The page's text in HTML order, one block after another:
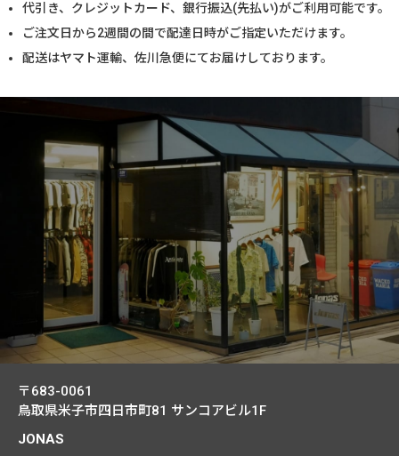
代引き、クレジットカード、銀行振込(先払い)がご利用可能です。
ご注文日から2週間の間で配達日時がご指定いただけます。
配送はヤマト運輸、佐川急便にてお届けしております。
〒683-0061
鳥取県米子市四日市町81 サンコアビル1F
JONAS